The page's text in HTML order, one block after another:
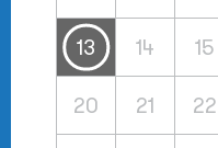
13 14 15
20 21 22